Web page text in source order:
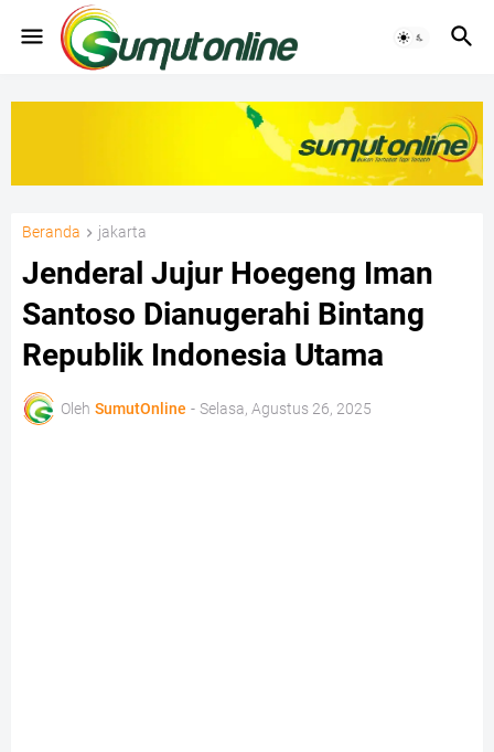
Beranda jakarta
Jenderal Jujur Hoegeng Iman
Santoso Dianugerahi Bintang
Republik Indonesia Utama
Oleh SumutOnline - Selasa, Agustus 26, 2025